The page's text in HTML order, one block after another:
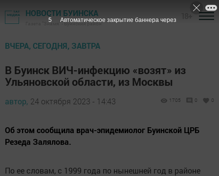
НОВОСТИ БУИНСКА
Газета "Знамя" - Буинский район
ВЧЕРА, СЕГОДНЯ, ЗАВТРА
В Буинск ВИЧ-инфекцию «возят» из
Ульяновской области, из Москвы
автор, 24 октября 2023 - 14:43 1705 0 0
Об этом сообщила врач-эпидемиолог Буинской ЦРБ
Резеда Залялова.
По ее словам, с 1999 года по нынешней год в районе
4 Автоматическое закрытие баннера через